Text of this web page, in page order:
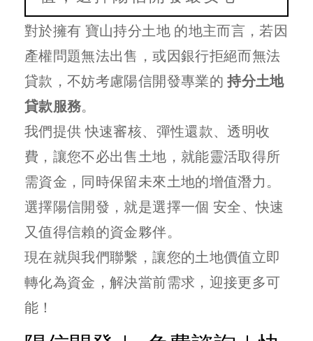
對於擁有 寶山持分土地 的地主而言，若因
產權問題無法出售，或因銀行拒絕而無法
貸款，不妨考慮陽信開發專業的持分土地
貸款服務。
我們提供 快速審核、彈性還款、透明收
費，讓您不必出售土地，就能靈活取得所
需資金，同時保留未來土地的增值潛力。
選擇陽信開發，就是選擇一個 安全、快速
又值得信賴的資金夥伴。
現在就與我們聯繫，讓您的土地價值立即
轉化為資金，解決當前需求，迎接更多可
能！